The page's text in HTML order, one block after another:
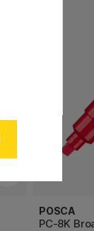
POSCA
PC-8K